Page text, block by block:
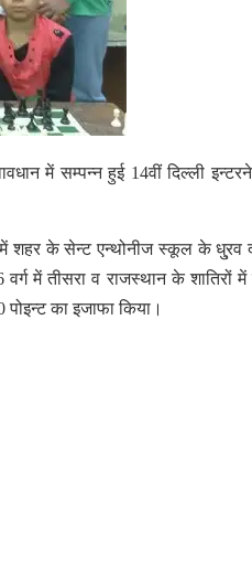
में सम्पन्न हुई 14वीं दिल्ली
में शहर के सेन्ट एन्थोनीज स्कूल के
में तीसरा व राजस्थान के शातिरों में
पोइन्ट का इजाफा किया।